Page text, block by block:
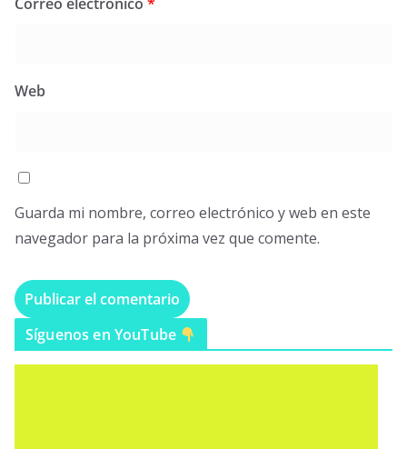
Web
Guarda mi nombre, correo electrónico y web en este
navegador para la próxima vez que comente.
Síguenos en YouTube